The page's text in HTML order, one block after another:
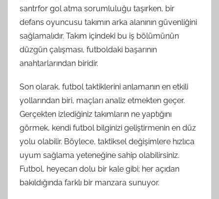
santrfor gol atma sorumluluğu taşırken, bir
defans oyuncusu takımın arka alanının güvenliğini
sağlamalıdır. Takım içindeki bu iş bölümünün
düzgün çalışması, futboldaki başarının
anahtarlarından biridir.
Son olarak, futbol taktiklerini anlamanın en etkili
yollarından biri, maçları analiz etmekten geçer.
Gerçekten izlediğiniz takımların ne yaptığını
görmek, kendi futbol bilginizi geliştirmenin en düz
yolu olabilir. Böylece, taktiksel değişimlere hızlıca
uyum sağlama yeteneğine sahip olabilirsiniz.
Futbol, heyecan dolu bir kale gibi; her açıdan
bakıldığında farklı bir manzara sunuyor.